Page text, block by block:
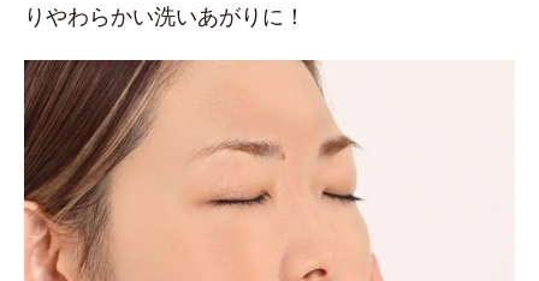
りやわらかい洗いあがりに！